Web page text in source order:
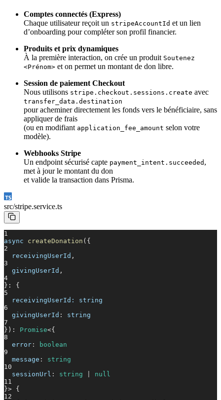
Comptes connectés (Express)
Chaque utilisateur reçoit un stripeAccountId et un lien
d’onboarding pour compléter son profil financier.
Produits et prix dynamiques
À la première interaction, on crée un produit Soutenez
<Prénom> et on permet un montant de don libre.
Session de paiement Checkout
Nous utilisons stripe.checkout.sessions.create avec
transfer_data.destination
pour acheminer directement les fonds vers le bénéficiaire, sans
appliquer de frais
(ou en modifiant application_fee_amount selon votre
modèle).
Webhooks Stripe
Un endpoint sécurisé capte payment_intent.succeeded ,
met à jour le montant du don
et valide la transaction dans Prisma.
src/stripe.service.ts
1
async
createDonation ({
2
receivingUserId ,
3
givingUserId ,
4
}: {
5
receivingUserId: string
6
givingUserId :
string
7
}):
Promise<{
8
error :
boolean
9
message :
string
10
sessionUrl : string
null
11
}> {
12